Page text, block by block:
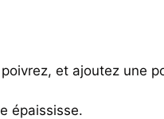
et ajoutez une
épaississe.